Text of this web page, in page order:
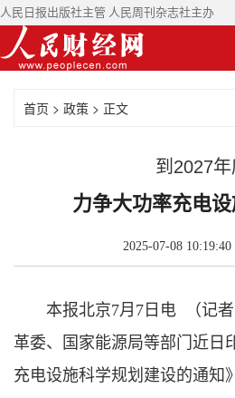
人民日报出版社主管 人民周刊杂志社主办
首页 > 政策 > 正文
到2027年
力争大功率充电
2025-07-08 10:19:40
本报北京7月7日电 （记
革委、国家能源局等部门近日
充电设施科学规划建设的通知